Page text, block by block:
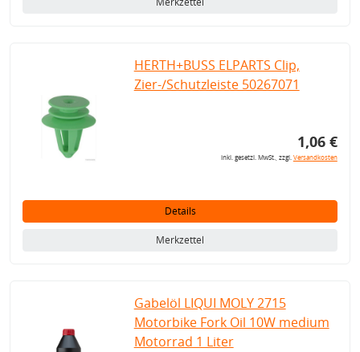
HERTH+BUSS ELPARTS Clip,
Zier-/Schutzleiste 50267071
1,06 €
inkl. gesetzl. MwSt., zzgl.Versandkosten
Details
Merkzettel
Gabelöl LIQUI MOLY 2715
Motorbike Fork Oil 10W medium
Motorrad 1 Liter